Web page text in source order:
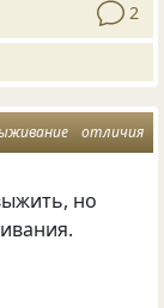
2
отличия
но